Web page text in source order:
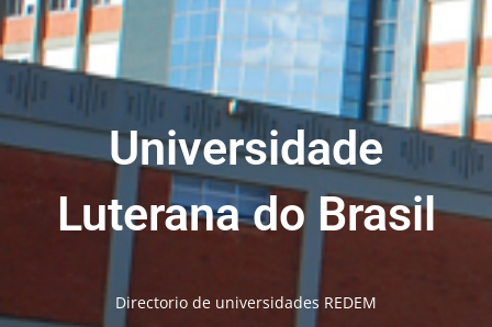
Universidade
Luterana do Brasil
Directorio de universidades REDEM